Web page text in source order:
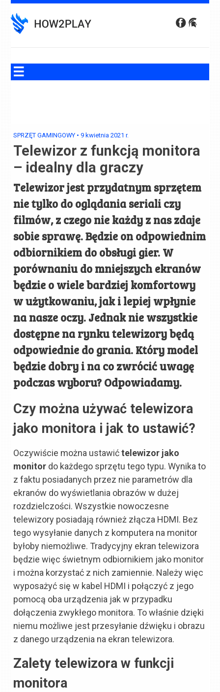
to
content
SPRZĘT GAMINGOWY •9 kwietnia 2021 r.
Telewizor z funkcją monitora
– idealny dla graczy
Telewizor jest przydatnym sprzętem
nie tylko do oglądania seriali czy
filmów, z czego nie każdy z nas zdaje
sobie sprawę. Będzie on odpowiednim
odbiornikiem do obsługi gier. W
porównaniu do mniejszych ekranów
będzie o wiele bardziej komfortowy
w użytkowaniu, jak i lepiej wpłynie
na nasze oczy. Jednak nie wszystkie
dostępne na rynku telewizory będą
odpowiednie do grania. Który model
będzie dobry i na co zwrócić uwagę
podczas wyboru? Odpowiadamy.
Czy można używać telewizora
jako monitora i jak to ustawić?
Oczywiście można ustawićtelewizor jako
monitor do każdego sprzętu tego typu. Wynika to
z faktu posiadanych przez nie parametrów dla
ekranów do wyświetlania obrazów w dużej
rozdzielczości. Wszystkie nowoczesne
telewizory posiadają również złącza HDMI. Bez
tego wysyłanie danych z komputera na monitor
byłoby niemożliwe. Tradycyjny ekran telewizora
będzie więc świetnym odbiornikiem jako monitor
i można korzystać z nich zamiennie. Należy więc
wyposażyć się w kabel HDMI i połączyć z jego
pomocą oba urządzenia jak w przypadku
dołączenia zwykłego monitora. To właśnie dzięki
niemu możliwe jest przesyłanie dźwięku i obrazu
z danego urządzenia na ekran telewizora.
Zalety telewizora w funkcji
monitora